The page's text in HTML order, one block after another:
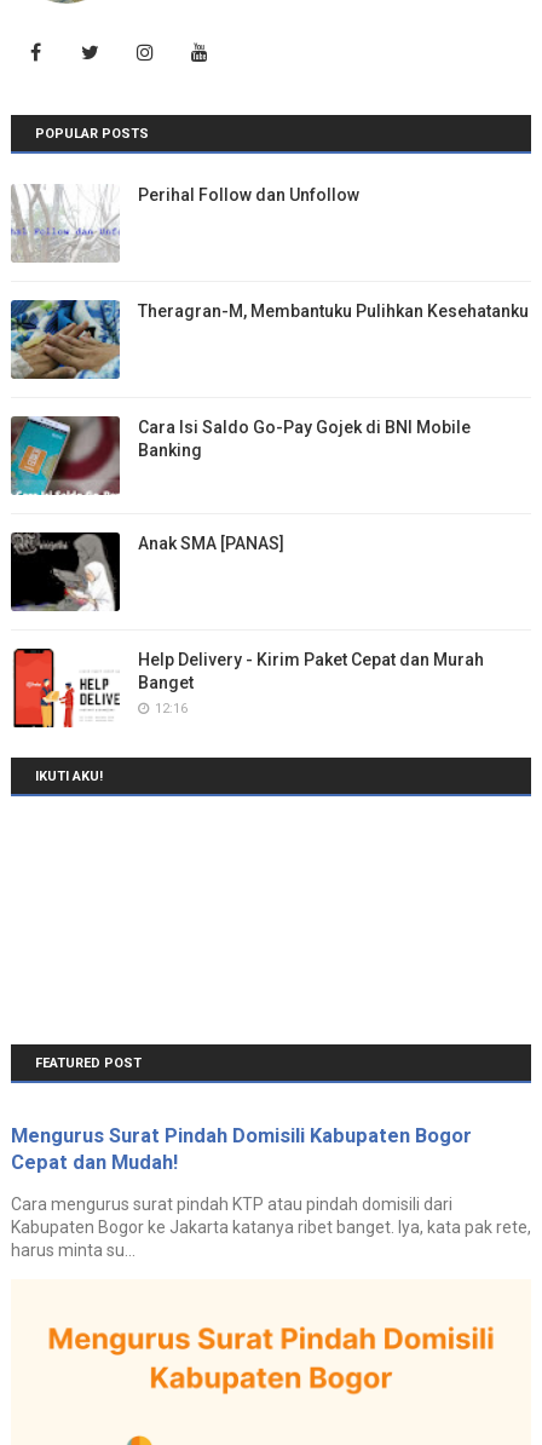
POPULAR POSTS
Perihal Follow dan Unfollow
Theragran-M, Membantuku Pulihkan Kesehatanku
Cara Isi Saldo Go-Pay Gojek di BNI Mobile
Banking
Anak SMA [PANAS]
Help Delivery - Kirim Paket Cepat dan Murah
Banget
12:16
IKUTI AKU!
FEATURED POST
Mengurus Surat Pindah Domisili Kabupaten Bogor
Cepat dan Mudah!
Cara mengurus surat pindah KTP atau pindah domisili dari
Kabupaten Bogor ke Jakarta katanya ribet banget. Iya, kata pak rete,
harus minta su...